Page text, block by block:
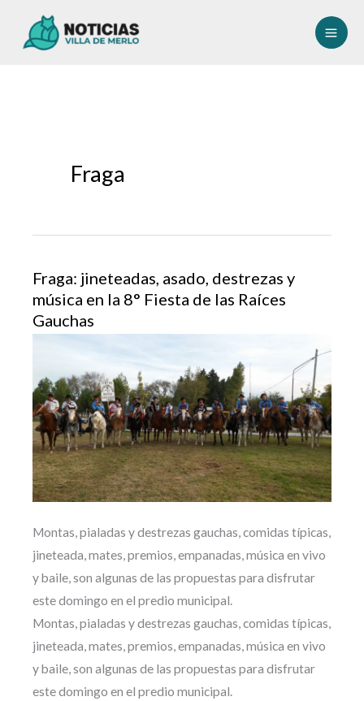
Fraga
Fraga: jineteadas, asado, destrezas y
música en la 8° Fiesta de las Raíces
Gauchas
Montas, pialadas y destrezas gauchas, comidas típicas,
jineteada, mates, premios, empanadas, música en vivo
y baile, son algunas de las propuestas para disfrutar
este domingo en el predio municipal.
Montas, pialadas y destrezas gauchas, comidas típicas,
jineteada, mates, premios, empanadas, música en vivo
y baile, son algunas de las propuestas para disfrutar
este domingo en el predio municipal.